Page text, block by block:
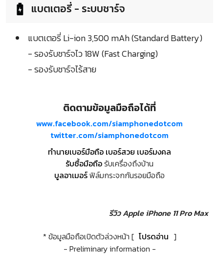
แบตเตอรี่ - ระบบชาร์จ
แบตเตอรี่ Li-ion 3,500 mAh (Standard Battery)
- รองรับชาร์จไว 18W (Fast Charging)
- รองรับชาร์จไร้สาย
ติดตามข้อมูลมือถือได้ที่
www.facebook.com/siamphonedotcom
twitter.com/siamphonedotcom
ทำนายเบอร์มือถือ เบอร์สวย เบอร์มงคล
รับซื้อมือถือรับเครื่องถึงบ้าน
บูลอาเมอร์ฟิล์มกระจกกันรอยมือถือ
รีวิว Apple iPhone 11 Pro Max
* ข้อมูลมือถือเปิดตัวล่วงหน้า [ โปรดอ่าน ]
- Preliminary information -